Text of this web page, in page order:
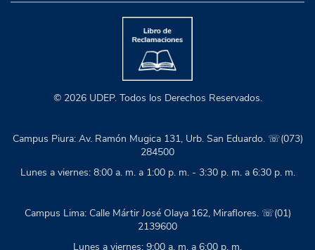
© 2026 UDEP. Todos los Derechos Reservados.
Campus Piura: Av. Ramón Mugica 131, Urb. San Eduardo. ☏(073)
284500
Lunes a viernes: 8:00 a. m. a 1:00 p. m. - 3:30 p. m. a 6:30 p. m.
Campus Lima: Calle Mártir José Olaya 162, Miraflores. ☏(01)
2139600
Lunes a viernes: 9:00 a. m. a 6:00 p. m.